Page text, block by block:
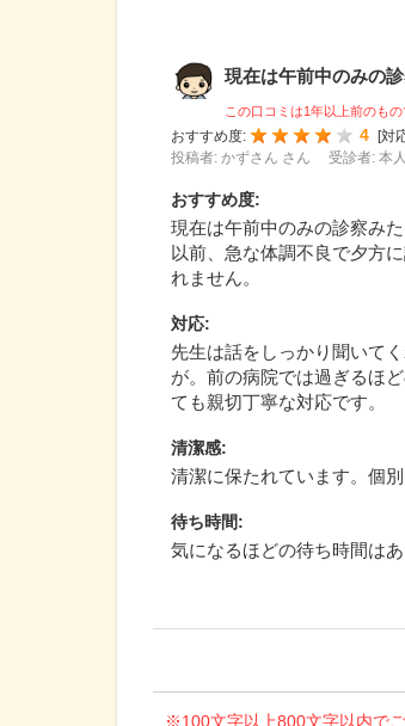
現在は午前中のみの
この口コミは1年以上前のも
おすすめ度:
4 [対
投稿者: かずさん さん
受診者: 本
おすすめ度:
現在は午前中のみの診察みた
以前、急な体調不良で夕方
れません。
対応:
先生は話をしっかり聞いて
が。前の病院では過ぎるほ
ても親切丁寧な対応です。
清潔感:
清潔に保たれています。個
待ち時間:
気になるほどの待ち時間は
※100文字以上800文字以内で